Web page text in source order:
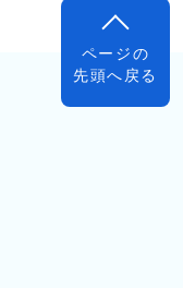
ページの
先頭へ戻る